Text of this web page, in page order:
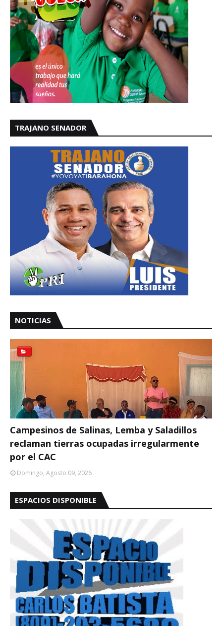
TRAJANO SENADOR
NOTICIAS
Campesinos de Salinas, Lemba y Saladillos
reclaman tierras ocupadas irregularmente
por el CAC
Domingo, Agosto 09, 2026
ESPACIOS DISPONIBLE